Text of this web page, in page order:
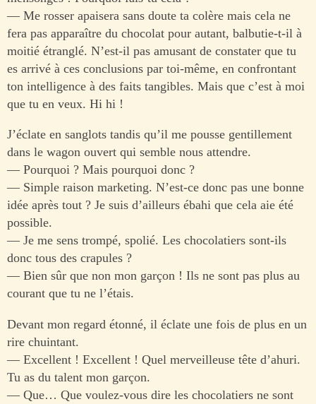
— Me rosser apaisera sans doute ta colère mais cela ne
fera pas apparaître du chocolat pour autant, balbutie-t-il à
moitié étranglé. N’est-il pas amusant de constater que tu
es arrivé à ces conclusions par toi-même, en confrontant
ton intelligence à des faits tangibles. Mais que c’est à moi
que tu en veux. Hi hi !
J’éclate en sanglots tandis qu’il me pousse gentillement
dans le wagon ouvert qui semble nous attendre.
— Pourquoi ? Mais pourquoi donc ?
— Simple raison marketing. N’est-ce donc pas une bonne
idée après tout ? Je suis d’ailleurs ébahi que cela aie été
possible.
— Je me sens trompé, spolié. Les chocolatiers sont-ils
donc tous des crapules ?
— Bien sûr que non mon garçon ! Ils ne sont pas plus au
courant que tu ne l’étais.
Devant mon regard étonné, il éclate une fois de plus en un
rire chuintant.
— Excellent ! Excellent ! Quel merveilleuse tête d’ahuri.
Tu as du talent mon garçon.
— Que… Que voulez-vous dire les chocolatiers ne sont